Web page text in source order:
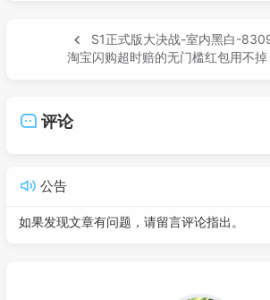
S1正式版大决战-室内黑白-
淘宝闪购超时赔的无门槛红包用不
评论
公告
如果发现文章有问题，请留言评论指出。